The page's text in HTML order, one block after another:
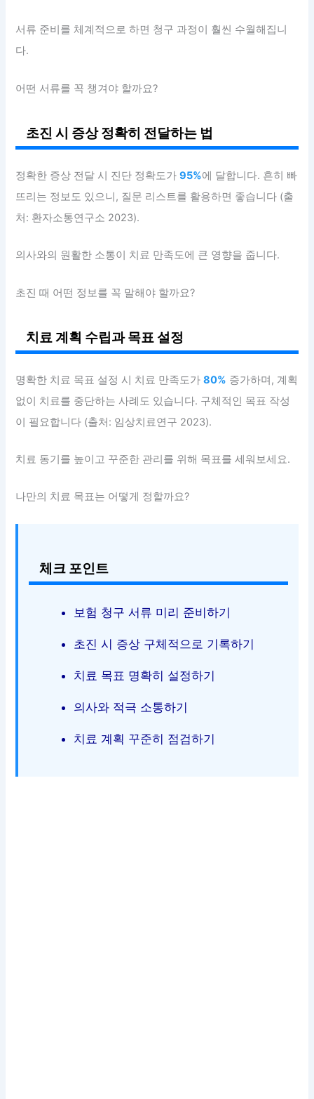
서류 준비를 체계적으로 하면 청구 과정이 훨씬 수월해집니
다.
어떤 서류를 꼭 챙겨야 할까요?
초진 시 증상 정확히 전달하는 법
정확한 증상 전달 시 진단 정확도가95%에 달합니다. 흔히 빠
뜨리는 정보도 있으니, 질문 리스트를 활용하면 좋습니다 (출
처: 환자소통연구소 2023).
의사와의 원활한 소통이 치료 만족도에 큰 영향을 줍니다.
초진 때 어떤 정보를 꼭 말해야 할까요?
치료 계획 수립과 목표 설정
명확한 치료 목표 설정 시 치료 만족도가80% 증가하며, 계획
없이 치료를 중단하는 사례도 있습니다. 구체적인 목표 작성
이 필요합니다 (출처: 임상치료연구 2023).
치료 동기를 높이고 꾸준한 관리를 위해 목표를 세워보세요.
나만의 치료 목표는 어떻게 정할까요?
체크 포인트
보험 청구 서류 미리 준비하기
초진 시 증상 구체적으로 기록하기
치료 목표 명확히 설정하기
의사와 적극 소통하기
치료 계획 꾸준히 점검하기